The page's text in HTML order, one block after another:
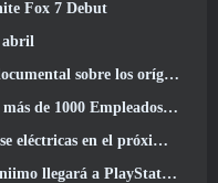
Fox 7 Debut
abril
Federación para celebrar el 16º aniversario
"Descenso en el compromiso de Fortnite"
evento Aftershock de Apex Legends
tienda de Epic Games en los lanzamientos